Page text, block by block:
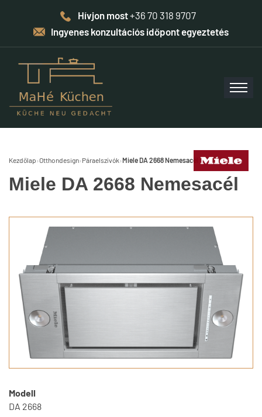
Hívjon most+36 70 318 9707
Ingyenes konzultációs időpont egyeztetés
Kezdőlap›Otthondesign› Páraelszívók›Miele DA 2668 Nemesacél
Miele DA 2668 Nemesacél
Modell
DA 2668